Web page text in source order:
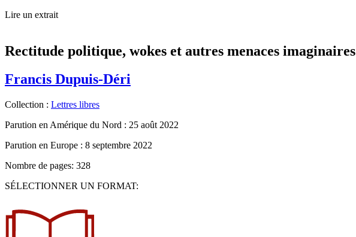
Lire un extrait
Rectitude politique, wokes et autres menaces imaginaires
Francis Dupuis-Déri
Collection : Lettres libres
Parution en Amérique du Nord : 25 août 2022
Parution en Europe : 8 septembre 2022
Nombre de pages: 328
SÉLECTIONNER UN FORMAT: